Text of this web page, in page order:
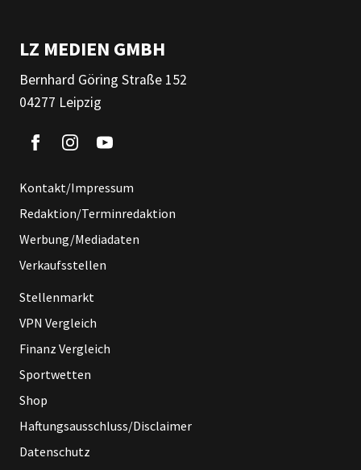
LZ MEDIEN GMBH
Bernhard Göring Straße 152
04277 Leipzig
Kontakt/Impressum
Redaktion/Terminredaktion
Werbung/Mediadaten
Verkaufsstellen
Stellenmarkt
VPN Vergleich
Finanz Vergleich
Sportwetten
Shop
Haftungsausschluss/Disclaimer
Datenschutz